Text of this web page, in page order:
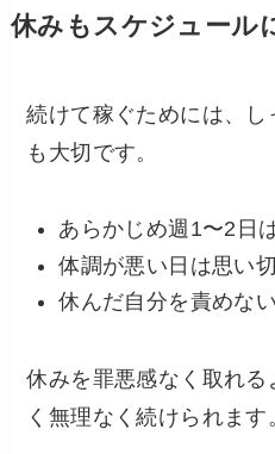
休みもスケジュール
続けて稼ぐためには、し
も大切です。
あらかじめ週1〜2日
体調が悪い日は思い
休んだ自分を責めない
休みを罪悪感なく取れ
く無理なく続けられます